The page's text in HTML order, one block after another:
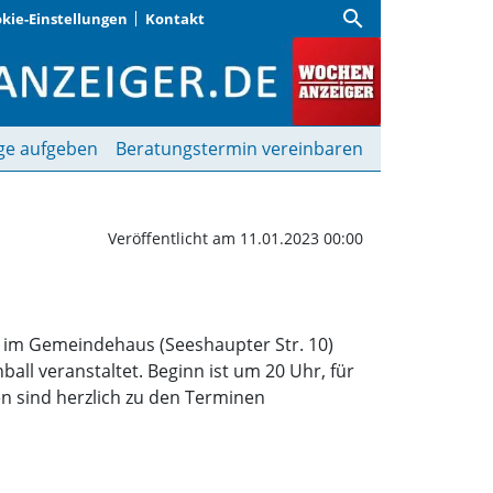
Einstellungen Kontakt search
|
aufgeben Beratungstermin vereinbaren
Veröffentlicht am 11.01.2023 00:00
Gemeindehaus (Seeshaupter Str. 10)
veranstaltet. Beginn ist um 20 Uhr, für
sind herzlich zu den Terminen